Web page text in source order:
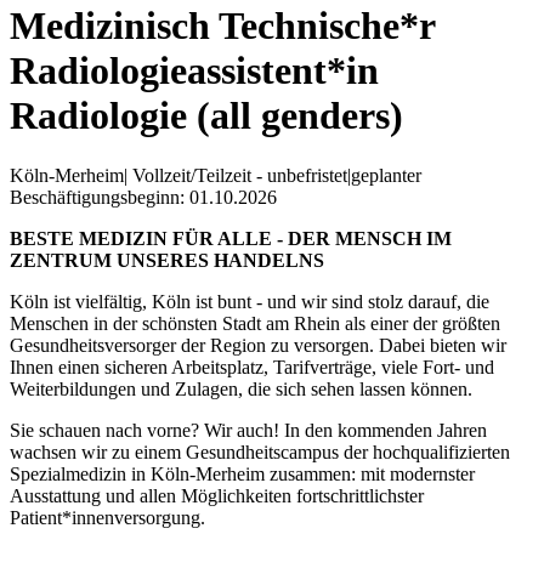
Medizinisch Technische*r
Radiologieassistent*in
Radiologie (all genders)
Köln-Merheim| Vollzeit/Teilzeit - unbefristet|geplanter
Beschäftigungsbeginn: 01.10.2026
BESTE MEDIZIN FÜR ALLE - DER MENSCH IM
ZENTRUM UNSERES HANDELNS
Köln ist vielfältig, Köln ist bunt - und wir sind stolz darauf, die
Menschen in der schönsten Stadt am Rhein als einer der größten
Gesundheitsversorger der Region zu versorgen. Dabei bieten wir
Ihnen einen sicheren Arbeitsplatz, Tarifverträge, viele Fort- und
Weiterbildungen und Zulagen, die sich sehen lassen können.
Sie schauen nach vorne? Wir auch! In den kommenden Jahren
wachsen wir zu einem Gesundheitscampus der hochqualifizierten
Spezialmedizin in Köln-Merheim zusammen: mit modernster
Ausstattung und allen Möglichkeiten fortschrittlichster
Patient*innenversorgung.